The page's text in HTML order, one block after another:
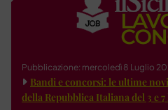
Pubblicazione: mercoledì 8 Luglio
Bandi e concorsi: le ultime
della Repubblica Italiana del 3 e